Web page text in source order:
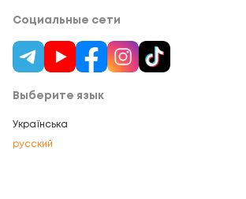
Социальные сети
Выберите язык
Українська
русский